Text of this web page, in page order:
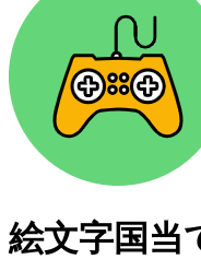
絵文字国当